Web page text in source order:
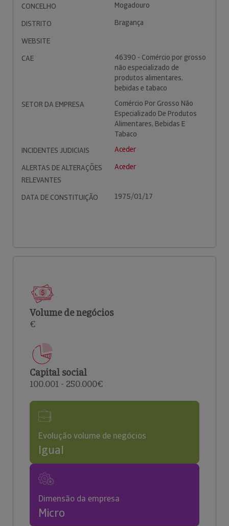
CONCELHO
Mogadouro
DISTRITO
Bragança
WEBSITE
CAE
46390 - Comércio por grosso
não especializado de
produtos alimentares,
bebidas e tabaco
SETOR DA EMPRESA
Comércio Por Grosso Não
Especializado De Produtos
Alimentares, Bebidas E
Tabaco
INCIDENTES JUDICIAIS
Aceder
ALERTAS DE ALTERAÇÕES
RELEVANTES
Aceder
DATA DE CONSTITUIÇÃO 1975/01/17
Volume de negócios
€
Capital social
100.001 - 250.000€
Evolução volume de negócios
Igual
Dimensão da empresa
Micro